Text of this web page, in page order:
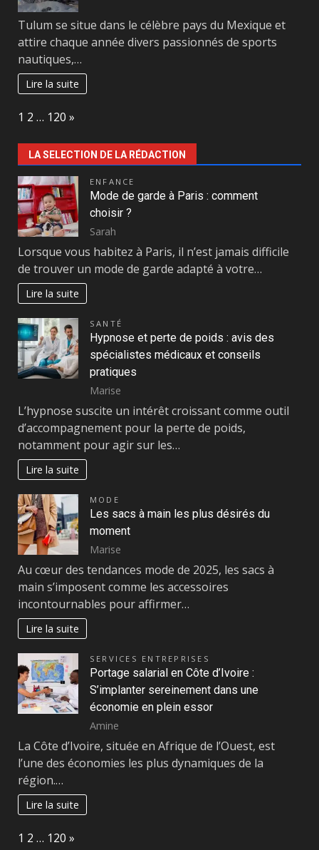
Tulum se situe dans le célèbre pays du Mexique et
attire chaque année divers passionnés de sports
nautiques,…
Lire la suite
Page:
1 2 … 120 Next
»
LA SELECTION DE LA RÉDACTION
ENFANCE
Mode de garde à Paris : comment
choisir ?
Sarah
Lorsque vous habitez à Paris, il n’est jamais difficile
de trouver un mode de garde adapté à votre…
Lire la suite
SANTÉ
Hypnose et perte de poids : avis des
spécialistes médicaux et conseils
pratiques
Marise
L’hypnose suscite un intérêt croissant comme outil
d’accompagnement pour la perte de poids,
notamment pour agir sur les…
Lire la suite
MODE
Les sacs à main les plus désirés du
moment
Marise
Au cœur des tendances mode de 2025, les sacs à
main s’imposent comme les accessoires
incontournables pour affirmer…
Lire la suite
SERVICES ENTREPRISES
Portage salarial en Côte d’Ivoire :
S’implanter sereinement dans une
économie en plein essor
Amine
La Côte d’Ivoire, située en Afrique de l’Ouest, est
l’une des économies les plus dynamiques de la
région.…
Lire la suite
Page:
1 2 … 120 Next
»